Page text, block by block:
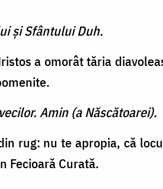
şi Sfântului Duh.
a omorât tăria
Amin (a Născătoarei).
rug: nu te apropia, că
Fecioară Curată.